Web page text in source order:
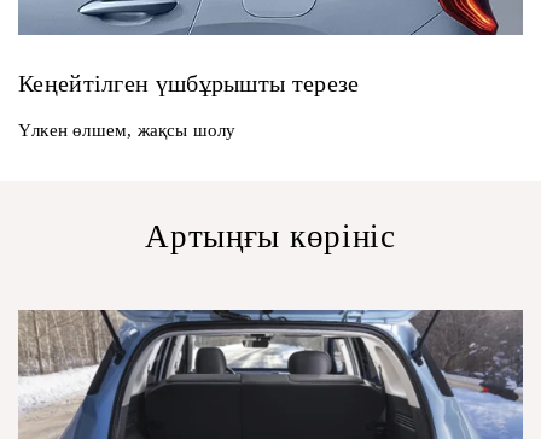
Кеңейтілген үшбұрышты терезе
Үлкен өлшем, жақсы шолу
Артыңғы көрініс